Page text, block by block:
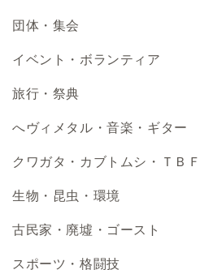
団体・集会
イベント・ボランティア
旅行・祭典
へヴィメタル・音楽・ギター
クワガタ・カブトムシ・ＴＢＦ
生物・昆虫・環境
古民家・廃墟・ゴースト
スポーツ・格闘技